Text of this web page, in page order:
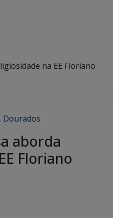
na EE Floriano
, Dourados
aborda
Floriano